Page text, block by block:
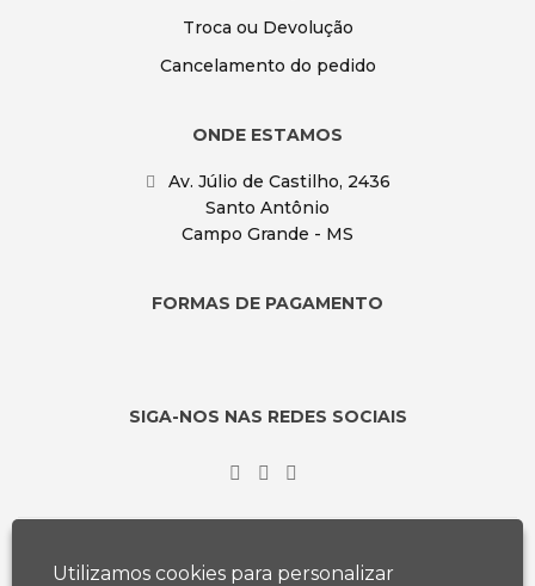
Troca ou Devolução
Cancelamento do pedido
ONDE ESTAMOS
Av. Júlio de Castilho, 2436
Santo Antônio
Campo Grande - MS
FORMAS DE PAGAMENTO
SIGA-NOS NAS REDES SOCIAIS
Utilizamos cookies para personalizar